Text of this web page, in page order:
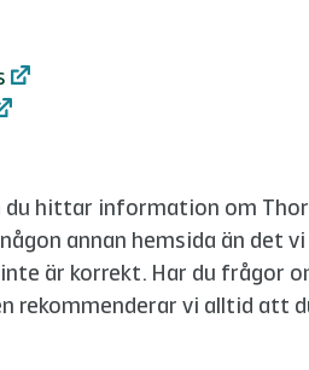
hittar information om
annan hemsida än det
är korrekt. Har du frågor
rekommenderar vi alltid att